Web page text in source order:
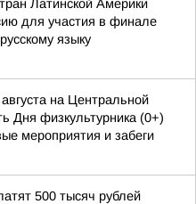
Латинской Америки
для участия в финале
языку
на Центральной
Дня физкультурника (0+)
мероприятия и забеги
500 тысяч рублей